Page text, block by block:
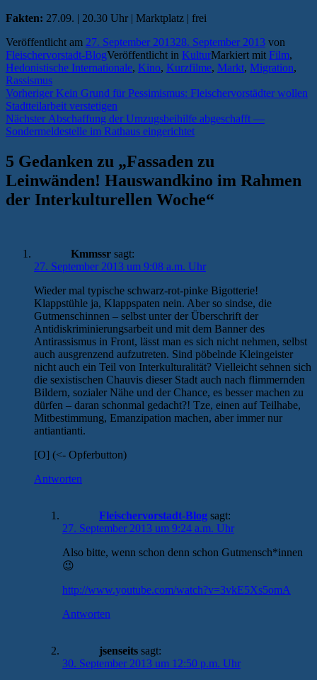
Fakten: 27.09. | 20.30 Uhr | Marktplatz | frei
Veröffentlicht am 27. September 201328. September 2013 von
Fleischervorstadt-BlogVeröffentlicht in KulturMarkiert mit Film,
Hedonistische Internationale, Kino, Kurzfilme, Markt, Migration,
Rassismus
Beitragsnavigation
Vorheriger Vorheriger
Beitrag:
Kein Grund für Pessimismus: Fleischervorstädter wollen
Stadtteilarbeit verstetigen
Nächster Nächster
Beitrag:
Abschaffung der Umzugsbeihilfe abgeschafft —
Sondermeldestelle im Rathaus eingerichtet
5 Gedanken zu „Fassaden zu
Leinwänden! Hauswandkino im Rahmen
der Interkulturellen Woche“
Kmmssr sagt:
27. September 2013 um 9:08 a.m. Uhr
Wieder mal typische schwarz-rot-pinke Bigotterie!
Klappstühle ja, Klappspaten nein. Aber so sindse, die
Gutmenschinnen – selbst unter der Überschrift der
Antidiskriminierungsarbeit und mit dem Banner des
Antirassismus in Front, lässt man es sich nicht nehmen, selbst
auch ausgrenzend aufzutreten. Sind pöbelnde Kleingeister
nicht auch ein Teil von Interkulturalität? Vielleicht sehnen sich
die sexistischen Chauvis dieser Stadt auch nach flimmernden
Bildern, sozialer Nähe und der Chance, es besser machen zu
dürfen – daran schonmal gedacht?! Tze, einen auf Teilhabe,
Mitbestimmung, Emanzipation machen, aber immer nur
antiantianti.
[O] (<- Opferbutton)
Antworten
Fleischervorstadt-Blog sagt:
27. September 2013 um 9:24 a.m. Uhr
Also bitte, wenn schon denn schon Gutmensch*innen
😉
http://www.youtube.com/watch?v=3vkE5Xs5omA
Antworten
jsenseits sagt:
30. September 2013 um 12:50 p.m. Uhr